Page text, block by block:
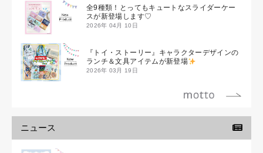
全9種類！とってもキュートなスライダーケー
スが新登場します♡
2026年 04月 10日
『トイ・ストーリー』キャラクターデザインの
ランチ＆文具アイテムが新登場
2026年 03月 19日
ニュース